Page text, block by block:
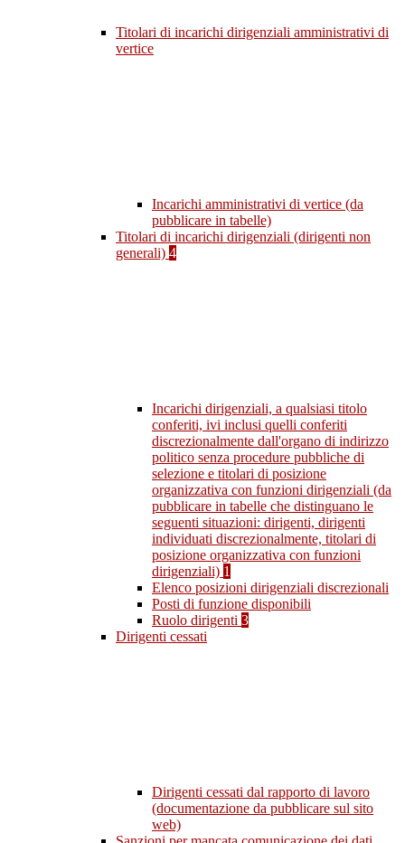
Titolari di incarichi dirigenziali amministrativi di
vertice
Incarichi amministrativi di vertice (da
pubblicare in tabelle)
Titolari di incarichi dirigenziali (dirigenti non
generali) 4
Incarichi dirigenziali, a qualsiasi titolo
conferiti, ivi inclusi quelli conferiti
discrezionalmente dall'organo di indirizzo
politico senza procedure pubbliche di
selezione e titolari di posizione
organizzativa con funzioni dirigenziali (da
pubblicare in tabelle che distinguano le
seguenti situazioni: dirigenti, dirigenti
individuati discrezionalmente, titolari di
posizione organizzativa con funzioni
dirigenziali) 1
Elenco posizioni dirigenziali discrezionali
Posti di funzione disponibili
Ruolo dirigenti 3
Dirigenti cessati
Dirigenti cessati dal rapporto di lavoro
(documentazione da pubblicare sul sito
web)